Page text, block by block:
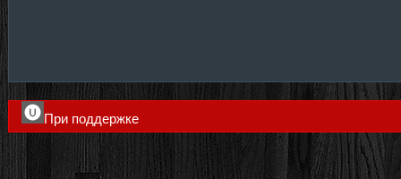
При поддержке